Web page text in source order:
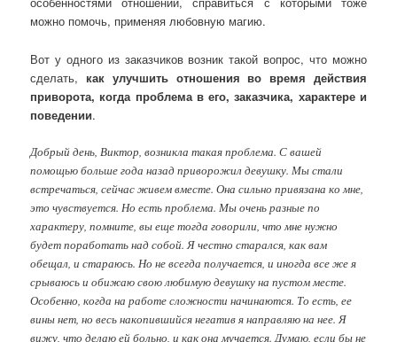
можно помочь, применяя любовную магию.
Вот у одного из заказчиков возник такой вопрос, что можно
сделать, как улучшить отношения во время действия
приворота, когда проблема в его, заказчика, характере и
поведении.
Добрый день, Виктор, возникла такая проблема. С вашей
помощью больше года назад приворожил девушку. Мы стали
встречаться, сейчас живем вместе. Она сильно привязана ко мне,
это чувствуется. Но есть проблема. Мы очень разные по
характеру, помните, вы еще тогда говорили, что мне нужно
будет поработать над собой. Я честно старался, как вам
обещал, и стараюсь. Но не всегда получается, и иногда все же я
срываюсь и обижаю свою любимую девушку на пустом месте.
Особенно, когда на работе сложности начинаются. То есть, ее
вины нет, но весь накопившийся негатив я направляю на нее. Я
вижу, что делаю ей больно, и как она мучается. Думаю, если бы не